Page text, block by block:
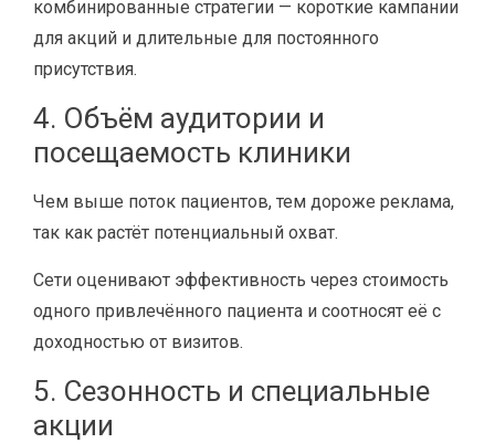
комбинированные стратегии — короткие кампании
для акций и длительные для постоянного
присутствия.
4. Объём аудитории и
посещаемость клиники
Чем выше поток пациентов, тем дороже реклама,
так как растёт потенциальный охват.
Сети оценивают эффективность через стоимость
одного привлечённого пациента и соотносят её с
доходностью от визитов.
5. Сезонность и специальные
акции